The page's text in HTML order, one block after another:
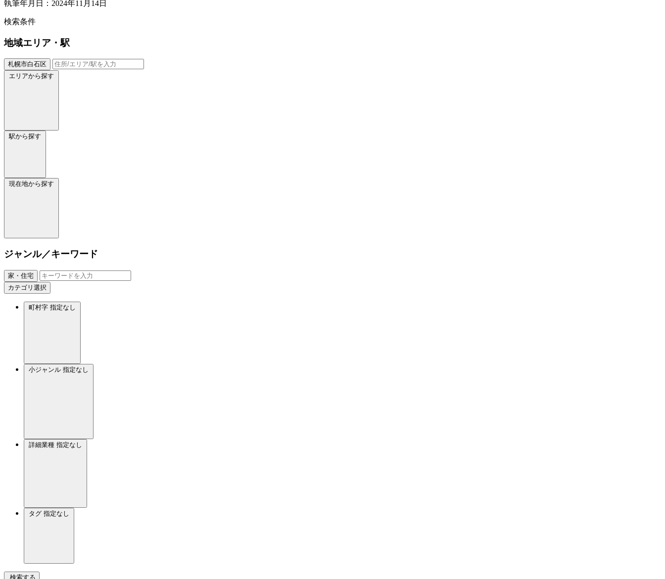
執筆年月日：2024年11月14日
検索条件
地域エリア・駅
札幌市白石区
エリアから探す
駅から探す
現在地から探す
ジャンル／キーワード
家・住宅
カテゴリ選択
町村字 指定なし
小ジャンル 指定なし
詳細業種 指定なし
タグ 指定なし
検索する